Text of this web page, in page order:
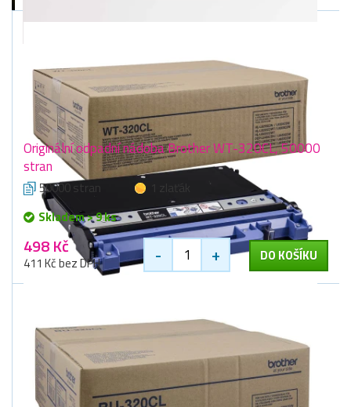
Originální odpadní nádoba Brother WT-320CL, 50000
stran
50000 stran
1 zlaťák
Skladem > 9 ks
498 Kč
411 Kč bez DPH - + DO KOŠÍKU